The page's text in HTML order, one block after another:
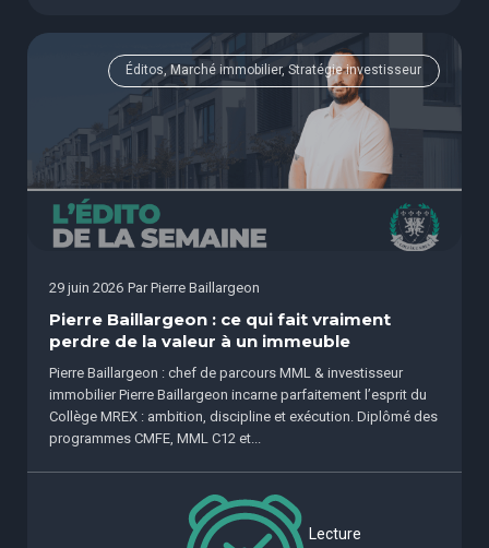
Éditos, Marché immobilier, Stratégie investisseur
29 juin 2026 Par Pierre Baillargeon
Pierre Baillargeon : ce qui fait vraiment
perdre de la valeur à un immeuble
Pierre Baillargeon : chef de parcours MML & investisseur
immobilier Pierre Baillargeon incarne parfaitement l’esprit du
Collège MREX : ambition, discipline et exécution. Diplômé des
programmes CMFE, MML C12 et...
Lecture